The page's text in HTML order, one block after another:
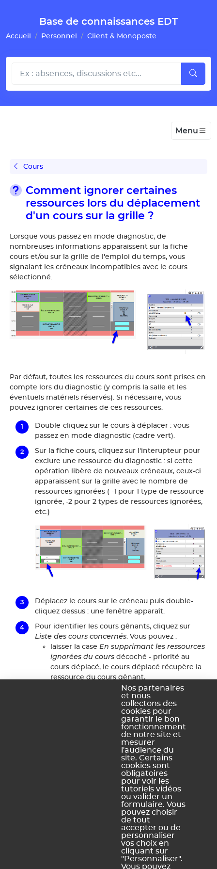
Base de connaissances EDT
Accueil Personnel Client & Monoposte
Menu
Cours
Comment ignorer certaines
ressources lors du déplacement
d'un cours sur la grille ?
Lorsque vous passez en mode diagnostic, de
nombreuses informations apparaissent sur la fiche
cours et/ou sur la grille de l'emploi du temps, vous
signalant les créneaux incompatibles avec le cours
sélectionné.
Par défaut, toutes les ressources du cours sont prises en
compte lors du diagnostic (y compris la salle et les
éventuels matériels réservés). Si nécessaire, vous
pouvez ignorer certaines de ces ressources.
Double-cliquez sur le cours à déplacer : vous
passez en mode diagnostic (cadre vert).
Sur la fiche cours, cliquez sur l'interupteur pour
exclure une ressource du diagnostic : si cette
opération libère de nouveaux créneaux, ceux-ci
apparaissent sur la grille avec le nombre de
ressources ignorées ( -1 pour 1 type de ressource
ignorée, -2 pour 2 types de ressources ignorées,
etc.)
Déplacez le cours sur le créneau puis double-
cliquez dessus : une fenêtre apparaît.
Pour identifier les cours gênants, cliquez sur
Liste des cours concernés. Vous pouvez :
laisser la case En supprimant les ressources
ignorées du cours décoché - priorité au
cours déplacé, le cours déplacé récupère la
ressource du cours gênant,
En supprimant les ressources
- priorité au cours gênant,
qui conserve sa ressource comme prévu
initialement (le cours déplacé se retrouve
momentanément sans ressource).
Dernière mise à jour le lundi 30 mars 2026
Ce contenu vous a été utile ?
Pas vraiment
https://docs.index-education.com/docs_fr/fr-edt-
support-fiche-4127-6875-comment-ignorer-certaines-
ressources-lors-du-deplacement-d-un-cours-sur-la-
grille.php
Nos partenaires
et nous
collectons des
cookies pour
garantir le bon
fonctionnement
de notre site et
mesurer
l'audience du
site. Certains
cookies sont
obligatoires
pour voir les
tutoriels vidéos
ou valider un
formulaire. Vous
pouvez choisir
de tout
accepter ou de
personnaliser
vos choix en
cliquant sur
"Personnaliser".
Vous pouvez